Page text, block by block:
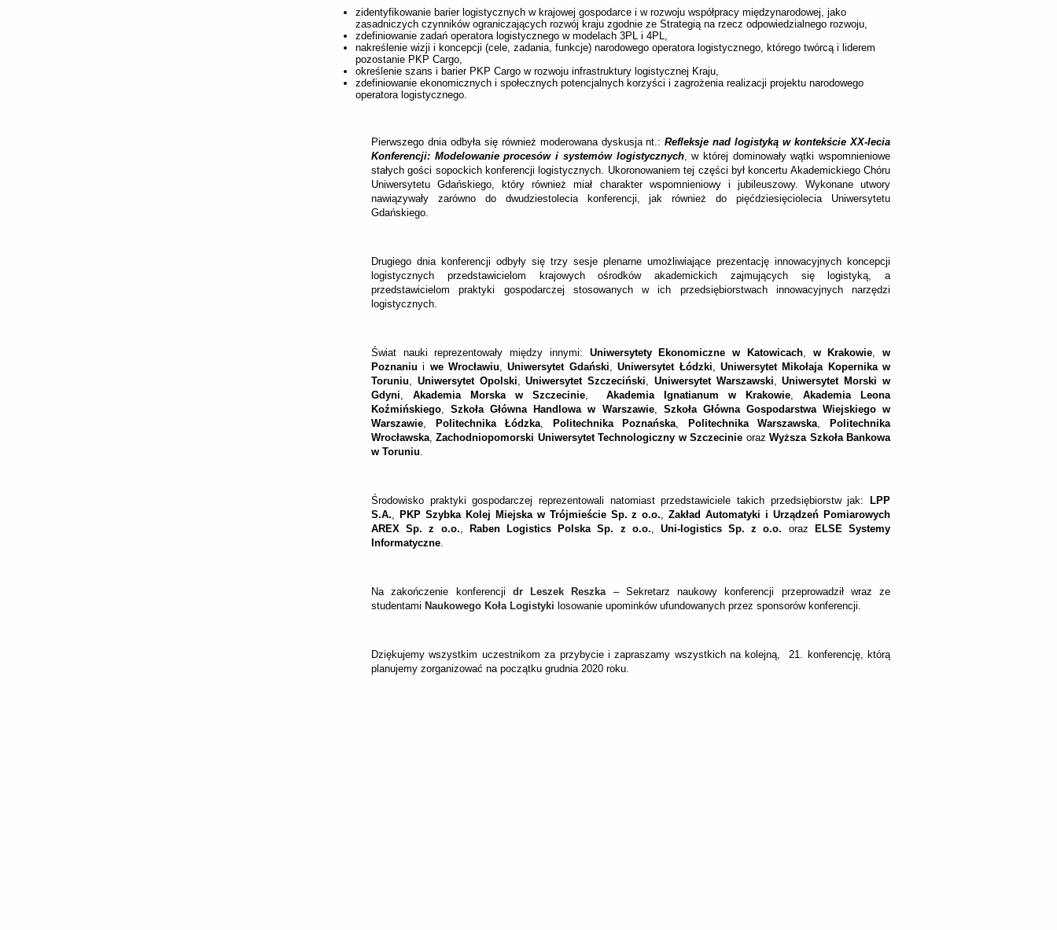
zidentyfikowanie barier logistycznych w krajowej gospodarce i w rozwoju współpracy międzynarodowej, jako
zasadniczych czynników ograniczających rozwój kraju zgodnie ze Strategią na rzecz odpowiedzialnego rozwoju,
zdefiniowanie zadań operatora logistycznego w modelach 3PL i 4PL,
nakreślenie wizji i koncepcji (cele, zadania, funkcje) narodowego operatora logistycznego, którego twórcą i liderem
pozostanie PKP Cargo,
określenie szans i barier PKP Cargo w rozwoju infrastruktury logistycznej Kraju,
zdefiniowanie ekonomicznych i społecznych potencjalnych korzyści i zagrożenia realizacji projektu narodowego
operatora logistycznego.
Pierwszego dnia odbyła się również moderowana dyskusja nt.:Refleksje nad logistyką w kontekście XX-lecia
Konferencji: Modelowanie procesów i systemów logistycznych, w której dominowały wątki wspomnieniowe
stałych gości sopockich konferencji logistycznych. Ukoronowaniem tej części był koncertu Akademickiego Chóru
Uniwersytetu Gdańskiego, który również miał charakter wspomnieniowy i jubileuszowy. Wykonane utwory
nawiązywały zarówno do dwudziestolecia konferencji, jak również do pięćdziesięciolecia Uniwersytetu
Gdańskiego.
Drugiego dnia konferencji odbyły się trzy sesje plenarne umożliwiające prezentację innowacyjnych koncepcji
logistycznych przedstawicielom krajowych ośrodków akademickich zajmujących się logistyką, a
przedstawicielom praktyki gospodarczej stosowanych w ich przedsiębiorstwach innowacyjnych narzędzi
logistycznych.
Świat nauki reprezentowały między innymi: Uniwersytety Ekonomiczne w Katowicach, w Krakowie,w
Poznaniu i we Wrocławiu,Uniwersytet Gdański,Uniwersytet Łódzki, Uniwersytet Mikołaja Kopernika w
Toruniu, Uniwersytet Opolski,Uniwersytet Szczeciński, Uniwersytet Warszawski,Uniwersytet Morski w
Gdyni, Akademia Morska w Szczecinie,Akademia Ignatianum w Krakowie,Akademia Leona
Koźmińskiego,Szkoła Główna Handlowa w Warszawie, Szkoła Główna Gospodarstwa Wiejskiego w
Warszawie, Politechnika Łódzka, Politechnika Poznańska, Politechnika Warszawska,
Politechnika
Wrocławska,Zachodniopomorski Uniwersytet Technologiczny w Szczecinie orazWyższa Szkoła Bankowa
w Toruniu.
Środowisko praktyki gospodarczej reprezentowali natomiast przedstawiciele takich przedsiębiorstw jak:
LPP
S.A., PKP Szybka Kolej Miejska w Trójmieście Sp. z o.o.,Zakład Automatyki i Urządzeń Pomiarowych
AREX Sp. z o.o., Raben Logistics Polska Sp. z o.o., Uni-logistics Sp. z o.o. oraz ELSE Systemy
Informatyczne.
Na zakończenie konferencji dr Leszek Reszka– Sekretarz naukowy konferencji przeprowadził wraz ze
studentami Naukowego Koła Logistyki losowanie upominków ufundowanych przez sponsorów konferencji.
Dziękujemy wszystkim uczestnikom za przybycie i zapraszamy wszystkich na kolejną, 21. konferencję, którą
planujemy zorganizować na początku grudnia 2020 roku.